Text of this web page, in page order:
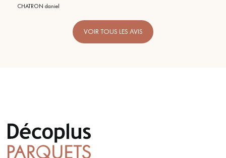
CHATRON daniel
VOIR TOUS LES AVIS